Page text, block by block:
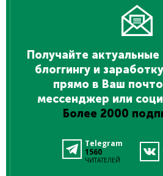
Получайте актуальные
блоггингу и
прямо в Ваш
мессенджер или
Более 2000
Telegram
1560
ЧИТАТЕЛЕЙ